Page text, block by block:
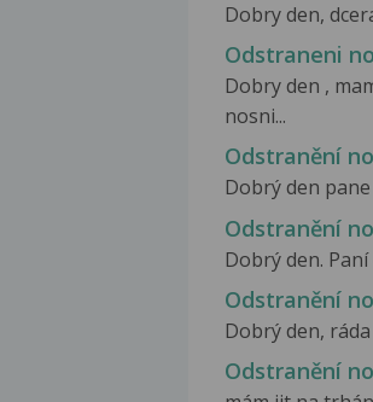
Dobry den,
Odstraneni
Dobry den ,
nosni...
Odstranění
Dobrý den
Odstranění
Dobrý den.
Odstranění
Dobrý den,
Odstranění